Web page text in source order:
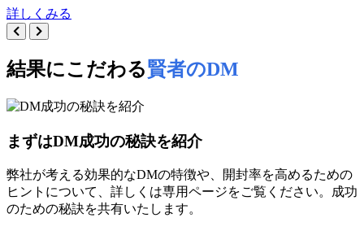
詳しくみる
結果にこだわる賢者のDM
まずはDM成功の秘訣を紹介
弊社が考える効果的なDMの特徴や、開封率を高めるための
ヒントについて、詳しくは専用ページをご覧ください。成功
のための秘訣を共有いたします。